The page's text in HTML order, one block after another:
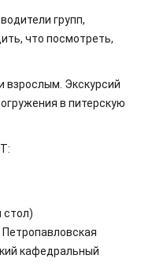
групп,
что посмотреть,
взрослым. Экскурсий
в питерскую
стол)
кафедральный